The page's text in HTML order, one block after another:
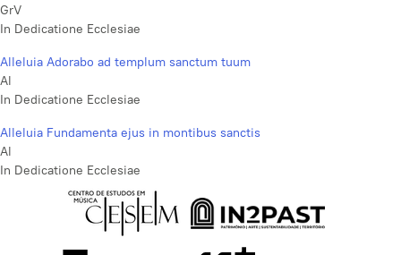
GrV
In Dedicatione Ecclesiae
Alleluia Adorabo ad templum sanctum tuum
Al
In Dedicatione Ecclesiae
Alleluia Fundamenta ejus in montibus sanctis
Al
In Dedicatione Ecclesiae